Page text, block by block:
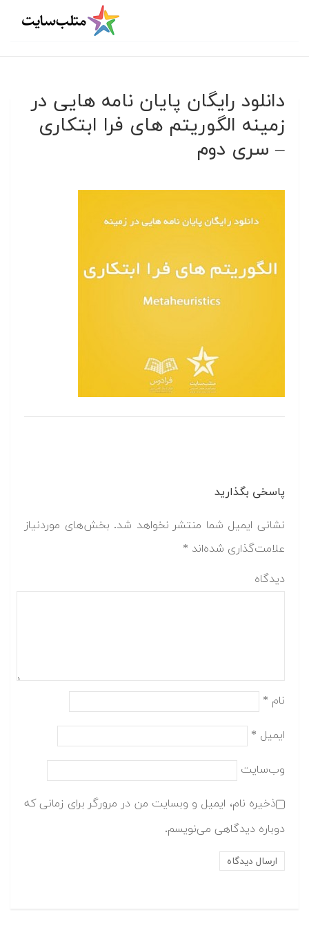
دانلود رایگان پایان نامه هایی در
زمینه الگوریتم های فرا ابتکاری
– سری دوم
پاسخی بگذارید
نشانی ایمیل شما منتشر نخواهد شد. بخش‌های موردنیاز
علامت‌گذاری شده‌اند *
دیدگاه
نام *
ایمیل *
وب‌سایت
ذخیره نام، ایمیل و وبسایت من در مرورگر برای زمانی که
دوباره دیدگاهی می‌نویسم.